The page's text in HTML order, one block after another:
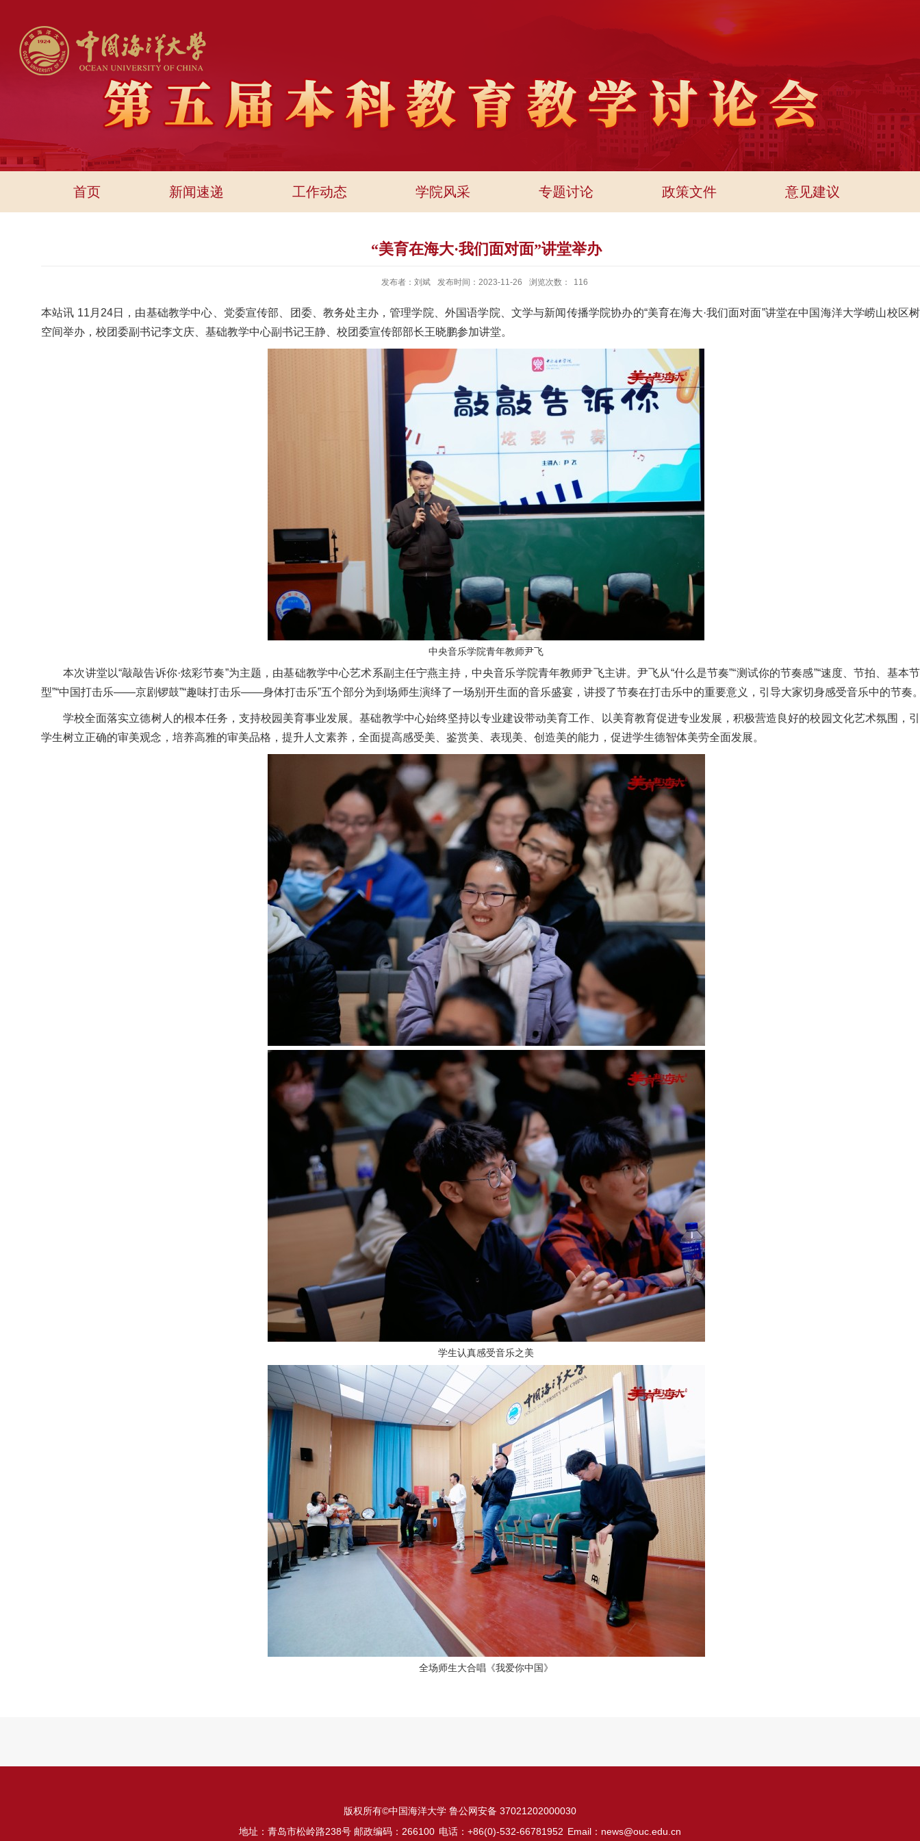
首页 新闻速递 工作动态 学院风采 专题讨论 政策文件 意见建议
“美育在海大·我们面对面”讲堂举办
发布者：刘斌 发布时间：2023-11-26 浏览次数： 116
本站讯 11月24日，由基础教学中心、党委宣传部、团委、教务处主办，管理学院、外国语学院、文学与新闻传播学院协办的“美育在海大·我们面对面”讲堂在中国海洋大学崂山校区
空间举办，校团委副书记李文庆、基础教学中心副书记王静、校团委宣传部部长王晓鹏参加讲堂。
中央音乐学院青年教师尹飞
本次讲堂以“敲敲告诉你·炫彩节奏”为主题，由基础教学中心艺术系副主任宁燕主持，中央音乐学院青年教师尹飞主讲。尹飞从“什么是节奏”“测试你的节奏感”“速度、节拍、基本
型”“中国打击乐——京剧锣鼓”“趣味打击乐——身体打击乐”五个部分为到场师生演绎了一场别开生面的音乐盛宴，讲授了节奏在打击乐中的重要意义，引导大家切身感受音乐中的节奏
学校全面落实立德树人的根本任务，支持校园美育事业发展。基础教学中心始终坚持以专业建设带动美育工作、以美育教育促进专业发展，积极营造良好的校园文化艺术氛围，
学生树立正确的审美观念，培养高雅的审美品格，提升人文素养，全面提高感受美、鉴赏美、表现美、创造美的能力，促进学生德智体美劳全面发展。
学生认真感受音乐之美
全场师生大合唱《我爱你中国》
版权所有©中国海洋大学 鲁公网安备 37021202000030
地址：青岛市松岭路238号 邮政编码：266100 电话：+86(0)-532-66781952 Email：news@ouc.edu.cn